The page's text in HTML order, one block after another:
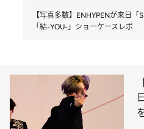
【写真多数】ENHYPENが来日「
「結-YOU-」ショーケースレポ